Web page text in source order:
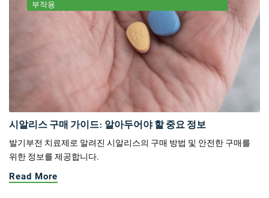
부작용
시알리스 구매 가이드: 알아두어야 할 중요 정보
발기부전 치료제로 알려진 시알리스의 구매 방법 및 안전한 구매를
위한 정보를 제공합니다.
Read More